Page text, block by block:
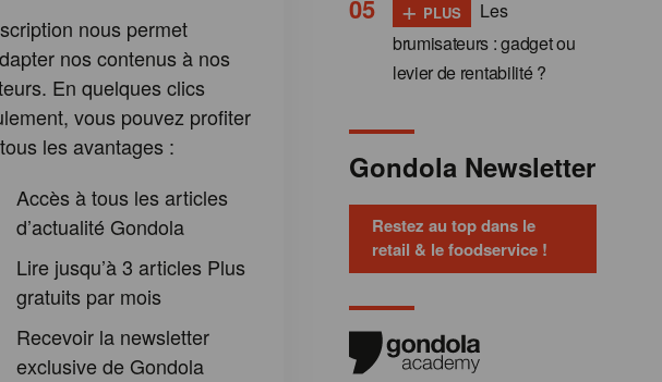
nous permet
nos contenus à nos
En quelques clics
vous pouvez profiter
les avantages :
Accès à tous les articles
d’actualité Gondola
Lire jusqu’à 3 articles Plus
gratuits par mois
Recevoir la newsletter
exclusive de Gondola
+ PLUS
Les
brumisateurs : gadget ou
levier de rentabilité ?
Gondola Newsletter
Restez au top dans le
retail & le foodservice !